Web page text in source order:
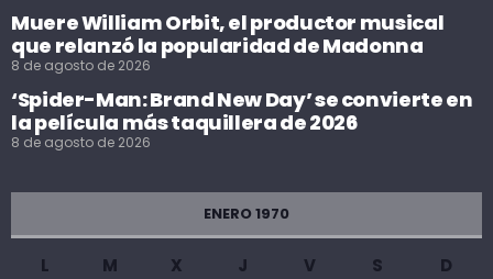
Muere William Orbit, el productor musical
que relanzó la popularidad de Madonna
8 de agosto de 2026
‘Spider-Man: Brand New Day’ se convierte en
la película más taquillera de 2026
8 de agosto de 2026
ENERO 1970
L M X J V S
D